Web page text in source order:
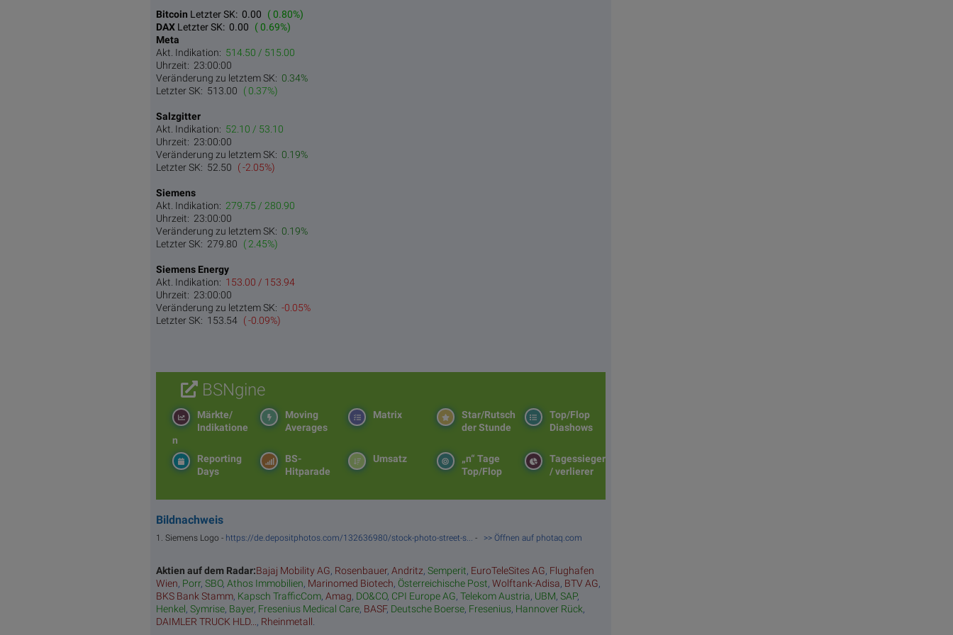
Bitcoin Letzter SK: 0.00
( 0.80%)
DAX Letzter SK: 0.00
( 0.69%)
Meta
Akt. Indikation: 514.50 / 515.00
Uhrzeit: 23:00:00
Veränderung zu letztem SK: 0.34%
Letzter SK: 513.00 ( 0.37%)
Salzgitter
Akt. Indikation: 52.10 / 53.10
Uhrzeit: 23:00:00
Veränderung zu letztem SK: 0.19%
Letzter SK: 52.50 ( -2.05%)
Siemens
Akt. Indikation: 279.75 / 280.90
Uhrzeit: 23:00:00
Veränderung zu letztem SK: 0.19%
Letzter SK: 279.80 ( 2.45%)
Siemens Energy
Akt. Indikation: 153.00 / 153.94
Uhrzeit: 23:00:00
Veränderung zu letztem SK: -0.05%
Letzter SK: 153.54 ( -0.09%)
BSNgine
Top/Flop
Diashows
Star/Rutsch
der Stunde
Matrix
Moving
Averages
Märkte/
Indikatione
n
Tagessieger
/ verlierer
„n“ Tage
Top/Flop
Umsatz
BS-
Hitparade
Reporting
Days
Bildnachweis
1. Siemens Logo - https://de.depositphotos.com/132636980/stock-photo-street-s... - >> Öffnen auf photaq.com
Aktien auf dem Radar:Bajaj Mobility AG, Rosenbauer, Andritz, Semperit, EuroTeleSites AG, Flughafen
Wien, Porr, SBO, Athos Immobilien, Marinomed Biotech, Österreichische Post, Wolftank-Adisa, BTV AG,
BKS Bank Stamm, Kapsch TrafficCom, Amag, DO&CO, CPI Europe AG, Telekom Austria, UBM, SAP,
Henkel, Symrise, Bayer, Fresenius Medical Care, BASF, Deutsche Boerse, Fresenius, Hannover Rück,
DAIMLER TRUCK HLD... , Rheinmetall